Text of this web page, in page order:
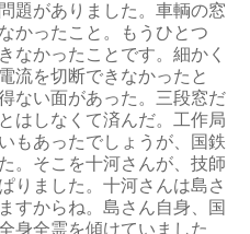
題がありました。車輌の窓
かったこと。もうひとつ
なかったことです。細かく
流を切断できなかったと
ない面があった。三段窓だ
はしなくて済んだ。工作局
もあったでしょうが、国鉄
。そこを十河さんが、技師
りました。十河さんは島さ
すからね。島さん自身、国
身全霊を傾けていました